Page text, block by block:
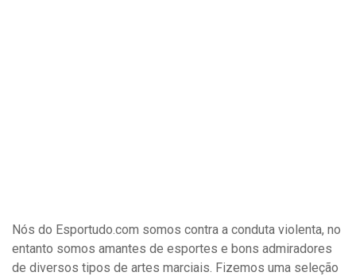
Nós do Esportudo.com somos contra a conduta violenta, no
entanto somos amantes de esportes e bons admiradores
de diversos tipos de artes marciais. Fizemos uma seleção